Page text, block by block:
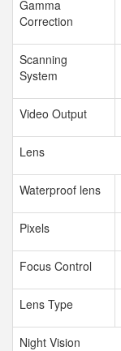
Gamma
Correction
Scanning
System
Video Output
Lens
Waterproof lens
Pixels
Focus Control
Lens Type
Night Vision